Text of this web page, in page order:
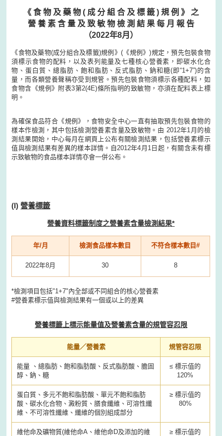
《 食 物 及 藥 物 ( 成 分 組 合 及 標 籤 ) 規 例 》 之
營 養 素 含 量 及 致 敏 物 檢 測 結 果 每 月 報 告
（2022年8月）
《食物及藥物(成分組合及標籤)規例》(《規例》)規定，預先包裝食物
須標示食物的配料，以及表列能量及七種核心營養素，即碳水化合
物、蛋白質、總脂肪、飽和脂肪、反式脂肪、鈉和糖(即“1+7”)的含
量，而各類營養聲稱亦受到規管。預先包裝食物須標示各種配料，如
食物含《規例》附表3第2(4E)條所指明的致敏物，亦須在配料表上標
明。
為確保食品符合《規例》，食物安全中心一直有抽取預先包裝食物的
樣本作檢測，其中包括檢測營養素含量及致敏物。由 2012年1月的檢
測結果開始，中心每月在網頁上公布有關檢測結果，包括營養素標示
值與檢測結果有差異的樣本詳情。自2012年4月1日起，有關含未有標
示致敏物的食品樣本詳情亦會一併公布。
(I)營養標籤
營養資料標籤制度之營養素含量檢測結果*
年/月 檢測食品樣本數目 不符合樣本數目#
2022年8月 30 8
*檢測項目包括"1+7"內全部或不同組合的核心營養素
#營養素標示值與檢測結果有一個或以上的差異
營養標籤上標示能量值及營養素含量的規管容忍限
能量／營養素 規管容忍限
能量 、總脂肪、飽和脂肪酸、反式脂肪酸、膽固
醇、鈉、糖
≤ 標示值的
120%
蛋白質、多元不飽和脂肪酸、單元不飽和脂肪
酸、碳水化合物、澱粉質、膳食纖維、可溶性纖
維、不可溶性纖維、纖維的個別組成部分
≥ 標示值的
80%
維他命及礦物質(維他命A、維他命D及添加的維
≥ 標示值的